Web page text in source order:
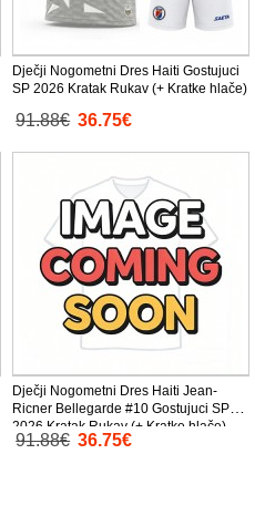
Dječji Nogometni Dres Haiti Gostujuci
SP 2026 Kratak Rukav (+ Kratke hlače)
91.88€ 36.75€
Dječji Nogometni Dres Haiti Jean-
Ricner Bellegarde #10 Gostujuci SP
2026 Kratak Rukav (+ Kratke hlače)
91.88€ 36.75€